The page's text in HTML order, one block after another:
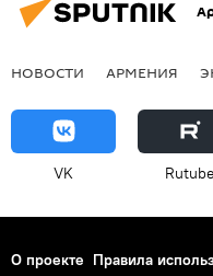
НОВОСТИ АРМЕНИЯ
VK Rutube
О проекте Правила